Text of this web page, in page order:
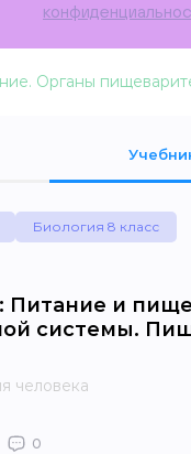
Биология 8 класс
Питание и
системы.
человека
0